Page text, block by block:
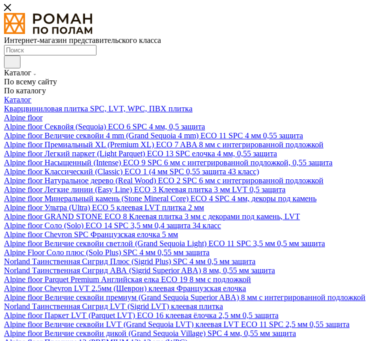
Интернет-магазин представительского класса
Каталог
По всему сайту
По каталогу
Каталог
Кварцвиниловая плитка SPC, LVT, WPC, ПВХ плитка
Alpine floor
Alpine floor Секвойя (Sequoia) ECO 6 SPC 4 мм, 0,5 защита
Alpine floor Величие секвойи 4 mm (Grand Sequoia 4 mm) ECO 11 SPC 4 мм 0,55 защита
Alpine floor Премиальный XL (Premium XL) ECO 7 ABA 8 мм с интегрированной подложкой
Alpine floor Легкий паркет (Light Parquet) ECO 13 SPC елочка 4 мм, 0,55 защита
Alpine floor Насыщенный (Intense) ECO 9 SPC 6 мм с интегрированной подложкой, 0,55 защита
Alpine floor Классический (Classic) ECO 1 (4 мм SPC 0,55 защита 43 класс)
Alpine floor Натуральное дерево (Real Wood) ECO 2 SPC 6 мм с интегрированной подложкой
Alpine floor Легкие линии (Easy Line) ECO 3 Клеевая плитка 3 мм LVT 0,5 защита
Alpine floor Минеральный камень (Stone Mineral Core) ECO 4 SPC 4 мм, декоры под камень
Alpine floor Ультра (Ultra) ECO 5 клеевая LVT плитка 2 мм
Alpine floor GRAND STONE ECO 8 Клеевая плитка 3 мм с декорами под камень, LVT
Alpine floor Соло (Solo) ECO 14 SPC 3,5 мм 0,4 защита 34 класс
Alpine floor Chevron SPC Французская елочка 5 мм
Alpine floor Величие секвойи светлой (Grand Sequoia Light) ECO 11 SPC 3,5 мм 0,5 мм защита
Alpine Floor Соло плюс (Solo Plus) SPC 4 мм 0,55 мм защита
Norland Таинственная Сигрид Плюс (Sigrid Plus) SPC 4 мм 0,5 мм защита
Norland Таинственная Сигрид АВА (Sigrid Superior ABA) 8 мм, 0,55 мм защита
Alpine floor Parquet Premium Английская елка ECO 19 8 мм с подложкой
Alpine floor Chevron LVT 2.5мм (Шеврон) клеевая Французская елочка
Alpine floor Величие секвойи премиум (Grand Sequoia Superior ABA) 8 мм с интегрированной подложкой
Norland Таинственная Сигрид LVT (Sigrid LVT) клеевая плитка
Alpine floor Паркет LVT (Parquet LVT) ECO 16 клеевая ёлочка 2,5 мм 0,5 защита
Alpine floor Величие секвойи LVT (Grand Sequoia LVT) клеевая LVT ECO 11 SPC 2,5 мм 0,55 защита
Alpine floor Величие секвойи дикой (Grand Sequoia Village) SPC 4 мм, 0,55 мм защита